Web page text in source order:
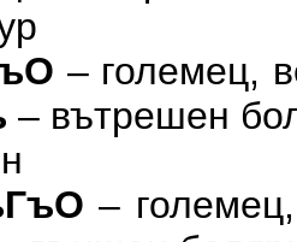
– големец,
– вътрешен
–